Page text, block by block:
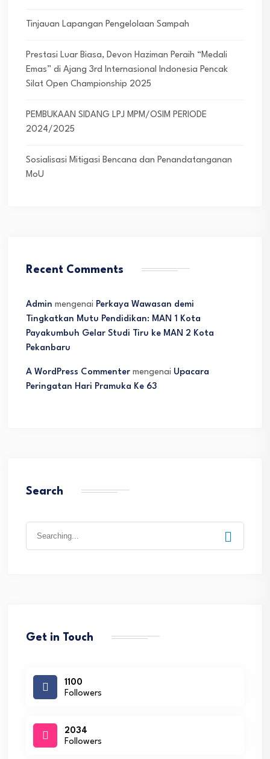
Tinjauan Lapangan Pengelolaan Sampah
Prestasi Luar Biasa, Devon Haziman Peraih “Medali
Emas” di Ajang 3rd Internasional Indonesia Pencak
Silat Open Championship 2025
PEMBUKAAN SIDANG LPJ MPM/OSIM PERIODE
2024/2025
Sosialisasi Mitigasi Bencana dan Penandatanganan
MoU
Recent Comments
Admin mengenai Perkaya Wawasan demi
Tingkatkan Mutu Pendidikan: MAN 1 Kota
Payakumbuh Gelar Studi Tiru ke MAN 2 Kota
Pekanbaru
A WordPress Commenter mengenai Upacara
Peringatan Hari Pramuka Ke 63
Search
Get in Touch
1100
Followers
2034
Followers